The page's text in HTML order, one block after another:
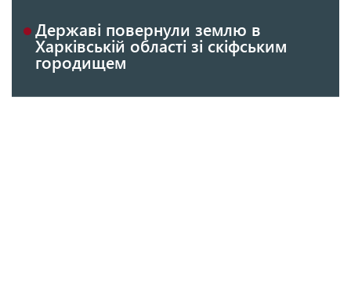
Державі повернули землю в
Харківській області зі скіфським
городищем